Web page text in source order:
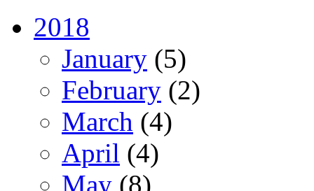
2018
January (5)
February (2)
March (4)
April (4)
May (8)